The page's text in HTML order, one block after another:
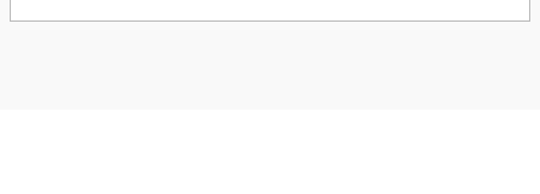
yetersiz gördüğünüz noktaları öneri formunu kullanarak tarafımıza